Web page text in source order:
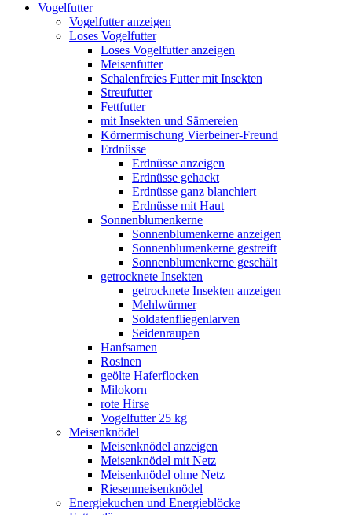
Vogelfutter
Vogelfutter anzeigen
Loses Vogelfutter
Loses Vogelfutter anzeigen
Meisenfutter
Schalenfreies Futter mit Insekten
Streufutter
Fettfutter
mit Insekten und Sämereien
Körnermischung Vierbeiner-Freund
Erdnüsse
Erdnüsse anzeigen
Erdnüsse gehackt
Erdnüsse ganz blanchiert
Erdnüsse mit Haut
Sonnenblumenkerne
Sonnenblumenkerne anzeigen
Sonnenblumenkerne gestreift
Sonnenblumenkerne geschält
getrocknete Insekten
getrocknete Insekten anzeigen
Mehlwürmer
Soldatenfliegenlarven
Seidenraupen
Hanfsamen
Rosinen
geölte Haferflocken
Milokorn
rote Hirse
Vogelfutter 25 kg
Meisenknödel
Meisenknödel anzeigen
Meisenknödel mit Netz
Meisenknödel ohne Netz
Riesenmeisenknödel
Energiekuchen und Energieblöcke